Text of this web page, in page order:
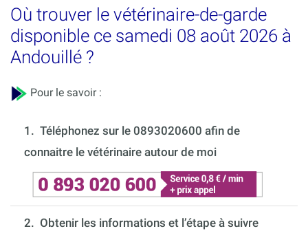
Où trouver le vétérinaire-de-garde
disponible ce samedi 08 août 2026 à
Andouillé ?
Pour le savoir :
1. Téléphonez sur le 0893020600 afin de
connaitre le vétérinaire autour de moi
2. Obtenir les informations et l’étape à suivre